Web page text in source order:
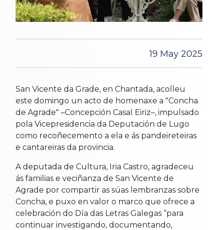
19 May 2025
San Vicente da Grade, en Chantada, acolleu
este domingo un acto de homenaxe a "Concha
de Agrade" –Concepción Casal Eiriz–, impulsado
pola Vicepresidencia da Deputación de Lugo
como recoñecemento a ela e ás pandeireteiras
e cantareiras da provincia.
A deputada de Cultura, Iria Castro, agradeceu
ás familias e veciñanza de San Vicente de
Agrade por compartir as súas lembranzas sobre
Concha, e puxo en valor o marco que ofrece a
celebración do Día das Letras Galegas “para
continuar investigando, documentando,